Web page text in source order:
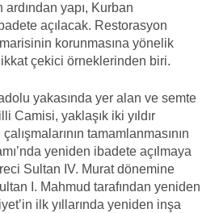
ardından yapı, Kurban
açılacak. Restorasyon
korunmasına yönelik
çekici örneklerinden biri.
yakasında yer alan ve semte
Camisi, yaklaşık iki yıldır
tamamlanmasının
yeniden ibadete açılmaya
Sultan IV. Murat dönemine
I. Mahmud tarafından yeniden
ilk yıllarında yeniden inşa